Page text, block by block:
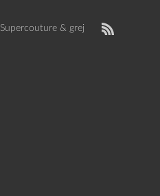
Supercouture & grej